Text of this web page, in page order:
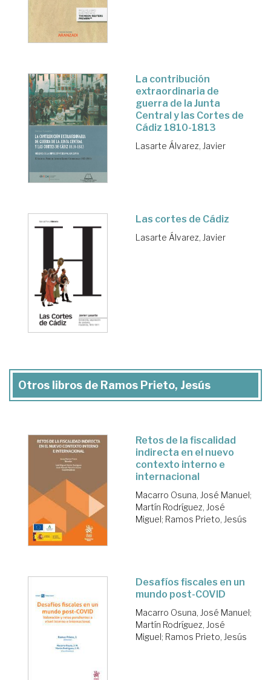
La contribución
extraordinaria de
guerra de la Junta
Central y las Cortes de
Cádiz 1810-1813
Lasarte Álvarez, Javier
Las cortes de Cádiz
Lasarte Álvarez, Javier
Otros libros de Ramos Prieto, Jesús
Retos de la fiscalidad
indirecta en el nuevo
contexto interno e
internacional
Macarro Osuna, José Manuel;
Martín Rodríguez, José
Miguel; Ramos Prieto, Jesús
Desafíos fiscales en un
mundo post-COVID
Macarro Osuna, José Manuel;
Martín Rodríguez, José
Miguel; Ramos Prieto, Jesús